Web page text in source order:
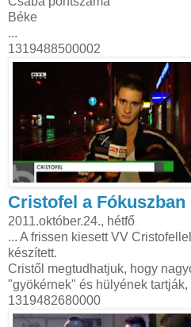
Béke
...
1319488500002
Cristofel a Fókuszban
2011.október.24., hétfő
... A frissen kiesett VV
készített.
Cristől megtudhatjuk, hogy
"gyökérnek" és hülyének tartják,
1319482680000